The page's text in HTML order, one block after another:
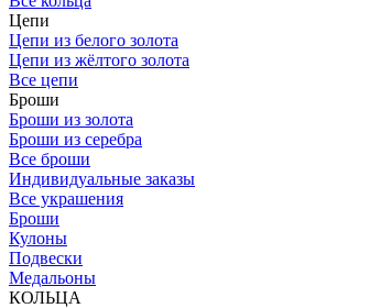
Цепи
Цепи из белого золота
Цепи из жёлтого золота
Все цепи
Броши
Броши из золота
Броши из серебра
Все броши
Индивидуальные заказы
Все украшения
Броши
Кулоны
Подвески
Медальоны
КОЛЬЦА